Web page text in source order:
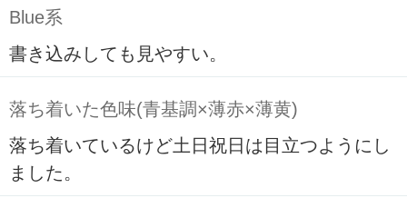
Blue系
書き込みしても見やすい。
落ち着いた色味(青基調×薄赤×薄黄)
落ち着いているけど土日祝日は目立つようにし
ました。